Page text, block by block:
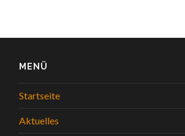
MENÜ
Startseite
Aktuelles